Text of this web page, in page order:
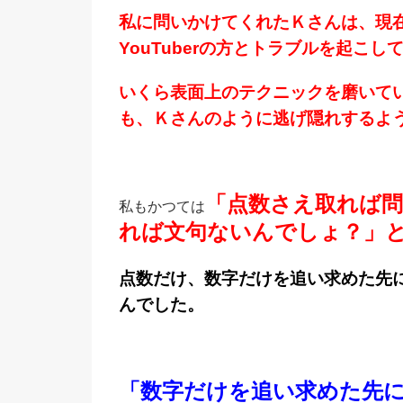
私に問いかけてくれたＫさんは、現
YouTuberの方とトラブルを起こし
いくら表面上のテクニックを磨いて
も、Ｋさんのように逃げ隠れする
私もかつては
「点数さえ取れば
れば文句ないんでしょ？」
点数だけ、数字だけを追い求めた先
んでした。
「数字だけを追い求めた先